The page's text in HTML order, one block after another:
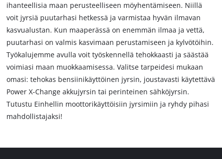
ihanteellisia maan perusteelliseen möyhentämiseen. Niillä
voit jyrsiä puutarhasi hetkessä ja varmistaa hyvän ilmavan
kasvualustan. Kun maaperässä on enemmän ilmaa ja vettä,
puutarhasi on valmis kasvimaan perustamiseen ja kylvötöihin.
Työkalujemme avulla voit työskennellä tehokkaasti ja säästää
voimiasi maan muokkaamisessa. Valitse tarpeidesi mukaan
omasi: tehokas bensiinikäyttöinen jyrsin, joustavasti käytettävä
Power X-Change akkujyrsin tai perinteinen sähköjyrsin.
Tutustu Einhellin moottorikäyttöisiin jyrsimiin ja ryhdy pihasi
mahdollistajaksi!